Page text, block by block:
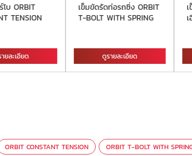
บ ORBIT
TENSION
ยละเอียด
เข็มขัดรัดท่อรถซิ่ง ORBIT
T-BOLT WITH SPRING
ดูรายละเอียด
ORBIT CONSTANT TENSION ORBIT T-BOLT WITH